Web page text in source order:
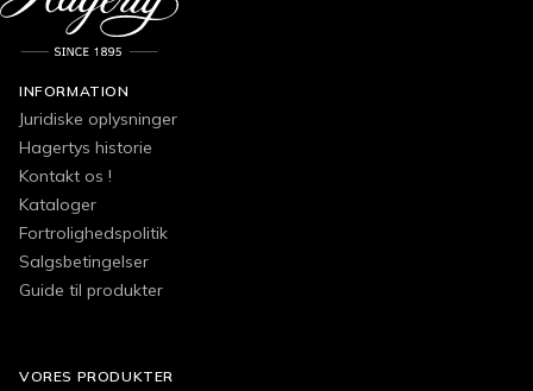
INFORMATION
Juridiske oplysninger
Hagertys historie
Kontakt os !
Kataloger
Fortrolighedspolitik
Salgsbetingelser
Guide til produkter
VORES PRODUKTER